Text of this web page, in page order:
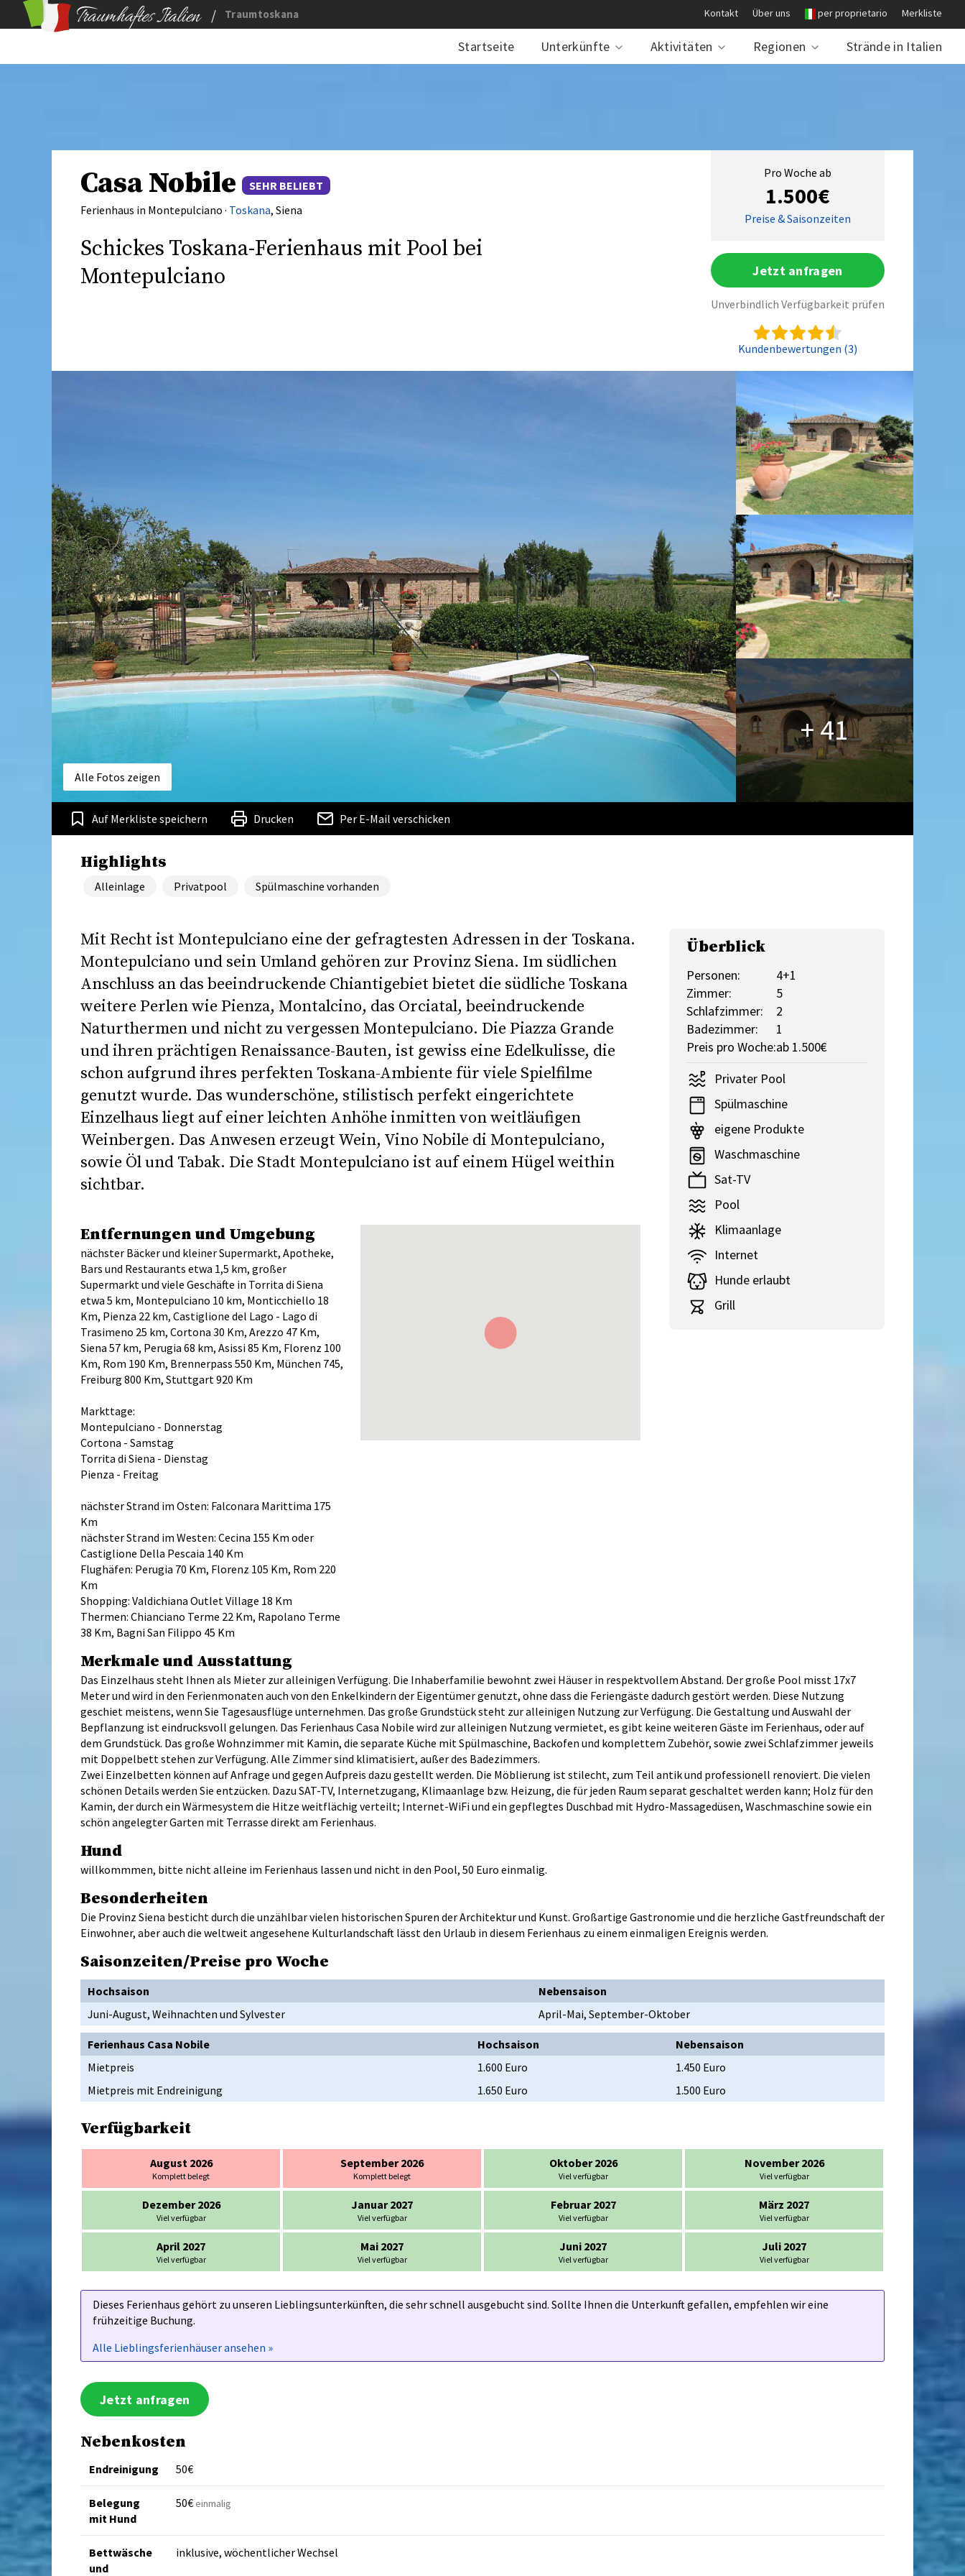
/ Traumtoskana Kontakt Über uns per proprietario Merkliste
Startseite Unterkünfte Aktivitäten Regionen Strände in Italien
Casa Nobile
SEHR BELIEBT
Ferienhaus in Montepulciano · Toskana, Siena
Schickes Toskana-Ferienhaus mit Pool bei
Montepulciano
Pro Woche ab
1.500€
Preise & Saisonzeiten
Jetzt anfragen
Unverbindlich Verfügbarkeit prüfen
Kundenbewertungen (3)
Alle Fotos zeigen
+ 41
Auf Merkliste speichern Drucken Per E-Mail verschicken
Highlights
Alleinlage Privatpool Spülmaschine vorhanden
Überblick
Personen:
4+1
Zimmer:
5
Schlafzimmer:
2
Badezimmer:
1
Preis pro Woche:ab 1.500€
Privater Pool
Spülmaschine
eigene Produkte
Waschmaschine
Sat-TV
Pool
Klimaanlage
Internet
Hunde erlaubt
Grill
Mit Recht ist Montepulciano eine der gefragtesten Adressen in der Toskana.
Montepulciano und sein Umland gehören zur Provinz Siena. Im südlichen
Anschluss an das beeindruckende Chiantigebiet bietet die südliche Toskana
weitere Perlen wie Pienza, Montalcino, das Orciatal, beeindruckende
Naturthermen und nicht zu vergessen Montepulciano. Die Piazza Grande
und ihren prächtigen Renaissance-Bauten, ist gewiss eine Edelkulisse, die
schon aufgrund ihres perfekten Toskana-Ambiente für viele Spielfilme
genutzt wurde. Das wunderschöne, stilistisch perfekt eingerichtete
Einzelhaus liegt auf einer leichten Anhöhe inmitten von weitläufigen
Weinbergen. Das Anwesen erzeugt Wein, Vino Nobile di Montepulciano,
sowie Öl und Tabak. Die Stadt Montepulciano ist auf einem Hügel weithin
sichtbar.
Entfernungen und Umgebung
nächster Bäcker und kleiner Supermarkt, Apotheke,
Bars und Restaurants etwa 1,5 km, großer
Supermarkt und viele Geschäfte in Torrita di Siena
etwa 5 km, Montepulciano 10 km, Monticchiello 18
Km, Pienza 22 km, Castiglione del Lago - Lago di
Trasimeno 25 km, Cortona 30 Km, Arezzo 47 Km,
Siena 57 km, Perugia 68 km, Asissi 85 Km, Florenz 100
Km, Rom 190 Km, Brennerpass 550 Km, München 745,
Freiburg 800 Km, Stuttgart 920 Km
Markttage:
Montepulciano - Donnerstag
Cortona - Samstag
Torrita di Siena - Dienstag
Pienza - Freitag
nächster Strand im Osten: Falconara Marittima 175
Km
nächster Strand im Westen: Cecina 155 Km oder
Castiglione Della Pescaia 140 Km
Flughäfen: Perugia 70 Km, Florenz 105 Km, Rom 220
Km
Shopping: Valdichiana Outlet Village 18 Km
Thermen: Chianciano Terme 22 Km, Rapolano Terme
38 Km, Bagni San Filippo 45 Km
Merkmale und Ausstattung
Das Einzelhaus steht Ihnen als Mieter zur alleinigen Verfügung. Die Inhaberfamilie bewohnt zwei Häuser in respektvollem Abstand. Der große Pool misst 17x7
Meter und wird in den Ferienmonaten auch von den Enkelkindern der Eigentümer genutzt, ohne dass die Feriengäste dadurch gestört werden. Diese Nutzung
geschiet meistens, wenn Sie Tagesausflüge unternehmen. Das große Grundstück steht zur alleinigen Nutzung zur Verfügung. Die Gestaltung und Auswahl der
Bepflanzung ist eindrucksvoll gelungen. Das Ferienhaus Casa Nobile wird zur alleinigen Nutzung vermietet, es gibt keine weiteren Gäste im Ferienhaus, oder auf
dem Grundstück. Das große Wohnzimmer mit Kamin, die separate Küche mit Spülmaschine, Backofen und komplettem Zubehör, sowie zwei Schlafzimmer jeweils
mit Doppelbett stehen zur Verfügung. Alle Zimmer sind klimatisiert, außer des Badezimmers.
Zwei Einzelbetten können auf Anfrage und gegen Aufpreis dazu gestellt werden. Die Möblierung ist stilecht, zum Teil antik und professionell renoviert. Die vielen
schönen Details werden Sie entzücken. Dazu SAT-TV, Internetzugang, Klimaanlage bzw. Heizung, die für jeden Raum separat geschaltet werden kann; Holz für den
Kamin, der durch ein Wärmesystem die Hitze weitflächig verteilt; Internet-WiFi und ein gepflegtes Duschbad mit Hydro-Massagedüsen, Waschmaschine sowie ein
schön angelegter Garten mit Terrasse direkt am Ferienhaus.
Hund
willkommmen, bitte nicht alleine im Ferienhaus lassen und nicht in den Pool, 50 Euro einmalig.
Besonderheiten
Die Provinz Siena besticht durch die unzählbar vielen historischen Spuren der Architektur und Kunst. Großartige Gastronomie und die herzliche Gastfreundschaft der
Einwohner, aber auch die weltweit angesehene Kulturlandschaft lässt den Urlaub in diesem Ferienhaus zu einem einmaligen Ereignis werden.
Saisonzeiten/Preise pro Woche
Hochsaison
Nebensaison
Juni-August, Weihnachten und Sylvester
April-Mai, September-Oktober
Ferienhaus Casa Nobile Hochsaison
Nebensaison
Mietpreis
1.600 Euro
1.450 Euro
Mietpreis mit Endreinigung
1.650 Euro 1.500 Euro
Verfügbarkeit
August 2026
Komplett belegt
September 2026
Komplett belegt
Oktober 2026
Viel verfügbar
November 2026
Viel verfügbar
Dezember 2026
Viel verfügbar
Januar 2027
Viel verfügbar
Februar 2027
Viel verfügbar
März 2027
Viel verfügbar
April 2027
Viel verfügbar
Mai 2027
Viel verfügbar
Juni 2027
Viel verfügbar
Juli 2027
Viel verfügbar
Dieses Ferienhaus gehört zu unseren Lieblingsunterkünften, die sehr schnell ausgebucht sind. Sollte Ihnen die Unterkunft gefallen, empfehlen wir eine
frühzeitige Buchung.
Alle Lieblingsferienhäuser ansehen »
Jetzt anfragen
Nebenkosten
Endreinigung 50€
Belegung
mit Hund
50€ einmalig
Bettwäsche
und
inklusive, wöchentlicher Wechsel